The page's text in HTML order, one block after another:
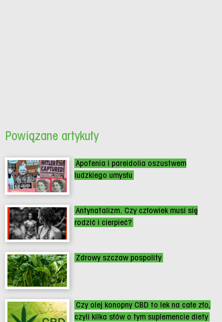
Powiązane artykuły
Apofenia i pareidolia oszustwem
ludzkiego umysłu
Antynatalizm. Czy człowiek musi się
rodzić i cierpieć?
Zdrowy szczaw pospolity
Czy olej konopny CBD to lek na całe zło,
czyli kilka słów o tym suplemencie diety